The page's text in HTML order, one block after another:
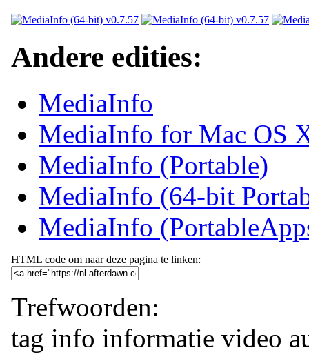
Andere edities:
MediaInfo
MediaInfo for Mac OS
MediaInfo (Portable)
MediaInfo (64-bit
MediaInfo
HTML code om naar deze pagina te linken:
Trefwoorden:
tag info informatie video